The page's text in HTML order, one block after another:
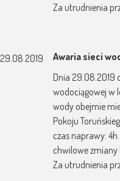
Za utrudnienia
29.08.2019
Awaria sieci
Dnia 29.08.2019
wodociągowej w
wody obejmie
Pokoju
czas naprawy:
chwilowe zmiany
Za utrudnienia